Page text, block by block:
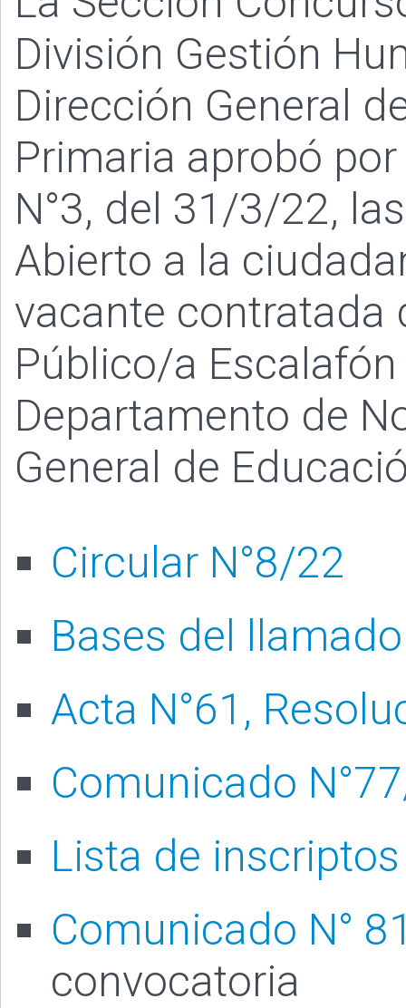
División Gestión
Dirección General
Primaria aprobó
N°3, del 31/3/22,
Abierto a la
vacante contratada
Público/a Escalafón
Departamento de
General de
Circular N°8/22
Bases del llamado
Acta N°61,
Comunicado
Lista de inscriptos
Comunicado N°
convocatoria